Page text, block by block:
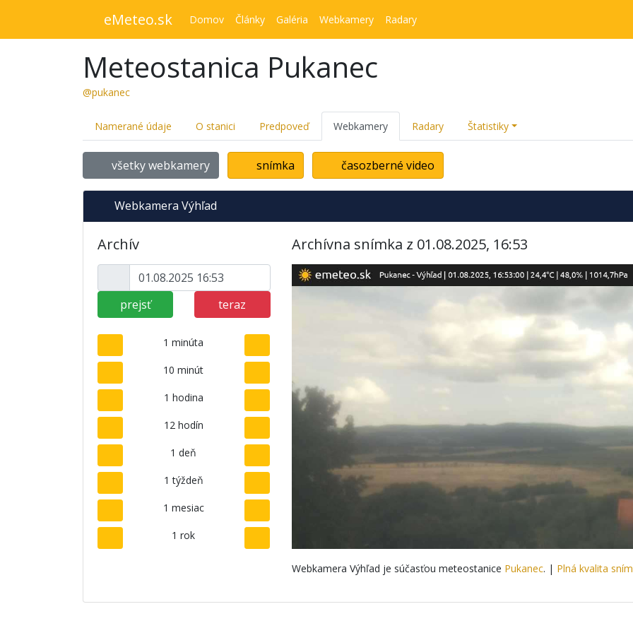
eMeteo.sk Domov Články Galéria Webkamery Radary
Meteostanica Pukanec
@pukanec
Namerané údaje O stanici Predpoveď Webkamery Radary Štatistiky
všetky webkamery snímka časozberné video
Webkamera Výhľad
Archív
prejsť teraz
1 minúta
10 minút
1 hodina
12 hodín
1 deň
1 týždeň
1 mesiac
1 rok
Archívna snímka z 01.08.2025, 16:53
Webkamera Výhľad je súčasťou meteostanice Pukanec. | Plná kvalita